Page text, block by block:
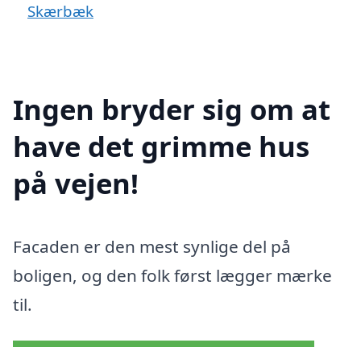
Skærbæk
Ingen bryder sig om at
have det grimme hus
på vejen!
Facaden er den mest synlige del på
boligen, og den folk først lægger mærke
til.